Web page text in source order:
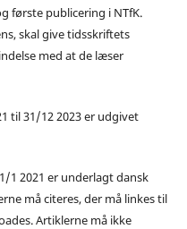
første publicering i NTfK.
skal give tidsskriftets
med at de læser
til 31/12 2023 er udgivet
1 2021 er underlagt dansk
må citeres, der må linkes til
Artiklerne må ikke